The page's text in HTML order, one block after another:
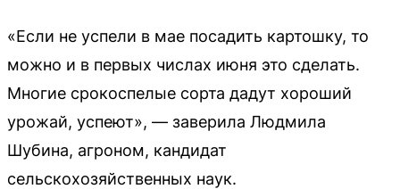
«Если не успели в мае посадить картошку, то
можно и в первых числах июня это сделать.
Многие срокоспелые сорта дадут хороший
урожай, успеют», — заверила Людмила
Шубина, агроном, кандидат
сельскохозяйственных наук.